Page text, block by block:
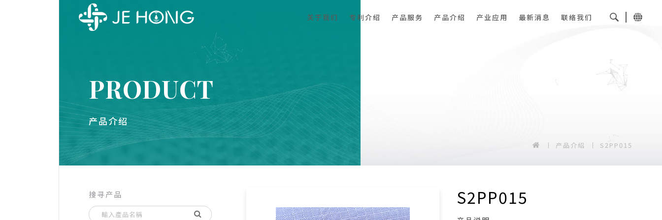
关于我们 专利介绍 产品服务 产品介绍 产业应用 最新消息 联络我们
PRODUCT
产品介绍
产品介绍 S2PP015
搜寻产品 S2PP015